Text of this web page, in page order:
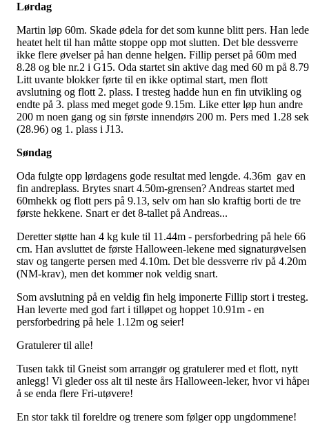
Lørdag
Martin løp 60m. Skade ødela for det som kunne blitt pers. Han
heatet helt til han måtte stoppe opp mot slutten. Det ble dessverre
ikke flere øvelser på han denne helgen. Fillip perset på 60m med
8.28 og ble nr.2 i G15. Oda startet sin aktive dag med 60 m på
Litt uvante blokker førte til en ikke optimal start, men flott
avslutning og flott 2. plass. I tresteg hadde hun en fin utvikling og
endte på 3. plass med meget gode 9.15m. Like etter løp hun andre
200 m noen gang og sin første innendørs 200 m. Pers med 1.28 sek
(28.96) og 1. plass i J13.
Søndag
Oda fulgte opp lørdagens gode resultat med lengde. 4.36m gav en
fin andreplass. Brytes snart 4.50m-grensen? Andreas startet med
60mhekk og flott pers på 9.13, selv om han slo kraftig borti de tre
første hekkene. Snart er det 8-tallet på Andreas...
Deretter støtte han 4 kg kule til 11.44m - persforbedring på hele 66
cm. Han avsluttet de første Halloween-lekene med signaturøvelsen
stav og tangerte persen med 4.10m. Det ble dessverre riv på 4.20m
(NM-krav), men det kommer nok veldig snart.
Som avslutning på en veldig fin helg imponerte Fillip stort i tresteg.
Han leverte med god fart i tilløpet og hoppet 10.91m - en
persforbedring på hele 1.12m og seier!
Gratulerer til alle!
Tusen takk til Gneist som arrangør og gratulerer med et flott, nytt
anlegg! Vi gleder oss alt til neste års Halloween-leker, hvor vi
å se enda flere Fri-utøvere!
En stor takk til foreldre og trenere som følger opp ungdommene!